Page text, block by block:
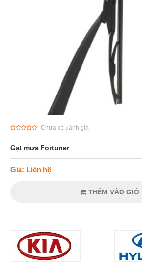
Chưa có đánh giá
Gạt mưa Fortuner
Giá: Liên hệ
THÊM VÀO GIỎ